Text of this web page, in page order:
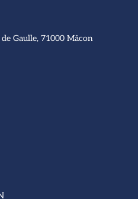
Gaulle, 71000 Mâcon